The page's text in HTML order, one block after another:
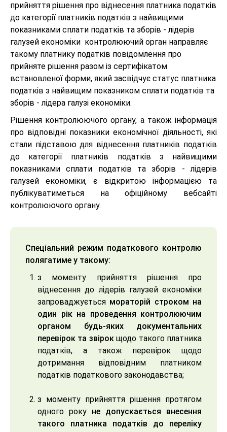
прийняття рішення про віднесення платника податків
до категорії платників податків з найвищими
показниками сплати податків та зборів - лідерів
галузей економіки контролюючий орган направляє
такому платнику податків повідомлення про
прийняте рішення разом із сертифікатом
встановленої форми, який засвідчує статус платника
податків з найвищим показником сплати податків та
зборів - лідера галузі економіки.
Рішення контролюючого органу, а також інформація
про відповідні показники економічної діяльності, які
стали підставою для віднесення платників податків
до категорії платників податків з найвищими
показниками сплати податків та зборів - лідерів
галузей економіки, є відкритою інформацією та
публікуватиметься на офіційному вебсайті
контролюючого органу.
Спеціальний режим податкового контролю
полягатиме у такому:
з моменту прийняття рішення про
віднесення до лідерів галузей економіки
запроваджується мораторій строком на
один рік на проведення контролюючим
органом будь-яких документальних
перевірок та звірокщодо такого платника
податків, а також перевірок щодо
дотримання відповідним платником
податків податкового законодавства;
з моменту прийняття рішення протягом
одного року не допускається внесення
такого платника податків до переліку